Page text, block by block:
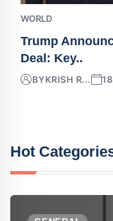
WORLD
Trump
Deal: Key..
BYKRISH R...
Hot